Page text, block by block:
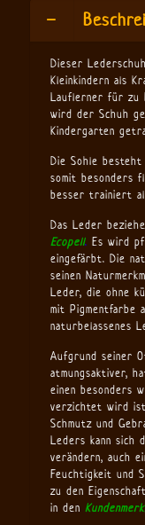
Dieser
Kleinkindern als
Lauflerner für zu
wird der Schuh
Kindergarten
Die Sohle
somit besonders
besser trainiert
Das Leder
Ecopell. Es wird
eingefärbt. Die
seinen
Leder, die ohne
mit Pigmentfarbe
naturbelassenes
Aufgrund seiner
atmungsaktiver,
einen besonders
verzichtet wird
Schmutz und
Leders kann sich
verändern, auch
Feuchtigkeit und
zu den
in den